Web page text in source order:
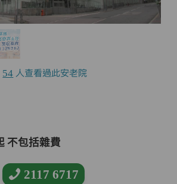
54 人查看過此安老院
不包括雜費
2117 6717